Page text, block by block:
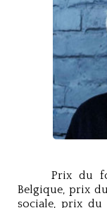
Prix du
Belgique, prix
sociale, prix